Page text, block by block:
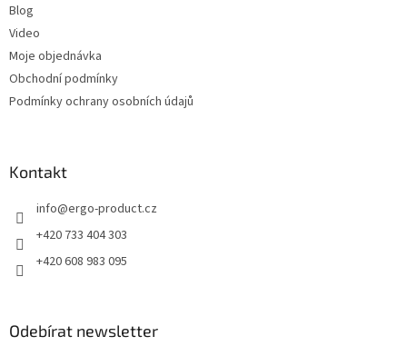
Blog
Video
Moje objednávka
Obchodní podmínky
Podmínky ochrany osobních údajů
Kontakt
info@ergo-product.cz
+420 733 404 303
+420 608 983 095
Odebírat newsletter